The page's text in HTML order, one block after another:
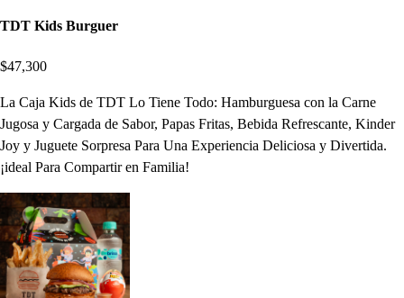
TDT Kids Burguer
$47,300
La Caja Kids de TDT Lo Tiene Todo: Hamburguesa con la Carne
Jugosa y Cargada de Sabor, Papas Fritas, Bebida Refrescante, Kinder
Joy y Juguete Sorpresa Para Una Experiencia Deliciosa y Divertida.
¡ideal Para Compartir en Familia!